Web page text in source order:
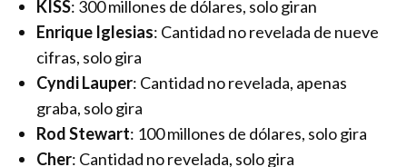
KISS: 300 millones de dólares, solo giran
Enrique Iglesias: Cantidad no revelada de nueve
cifras, solo gira
Cyndi Lauper: Cantidad no revelada, apenas
graba, solo gira
Rod Stewart: 100 millones de dólares, solo gira
Cher: Cantidad no revelada, solo gira